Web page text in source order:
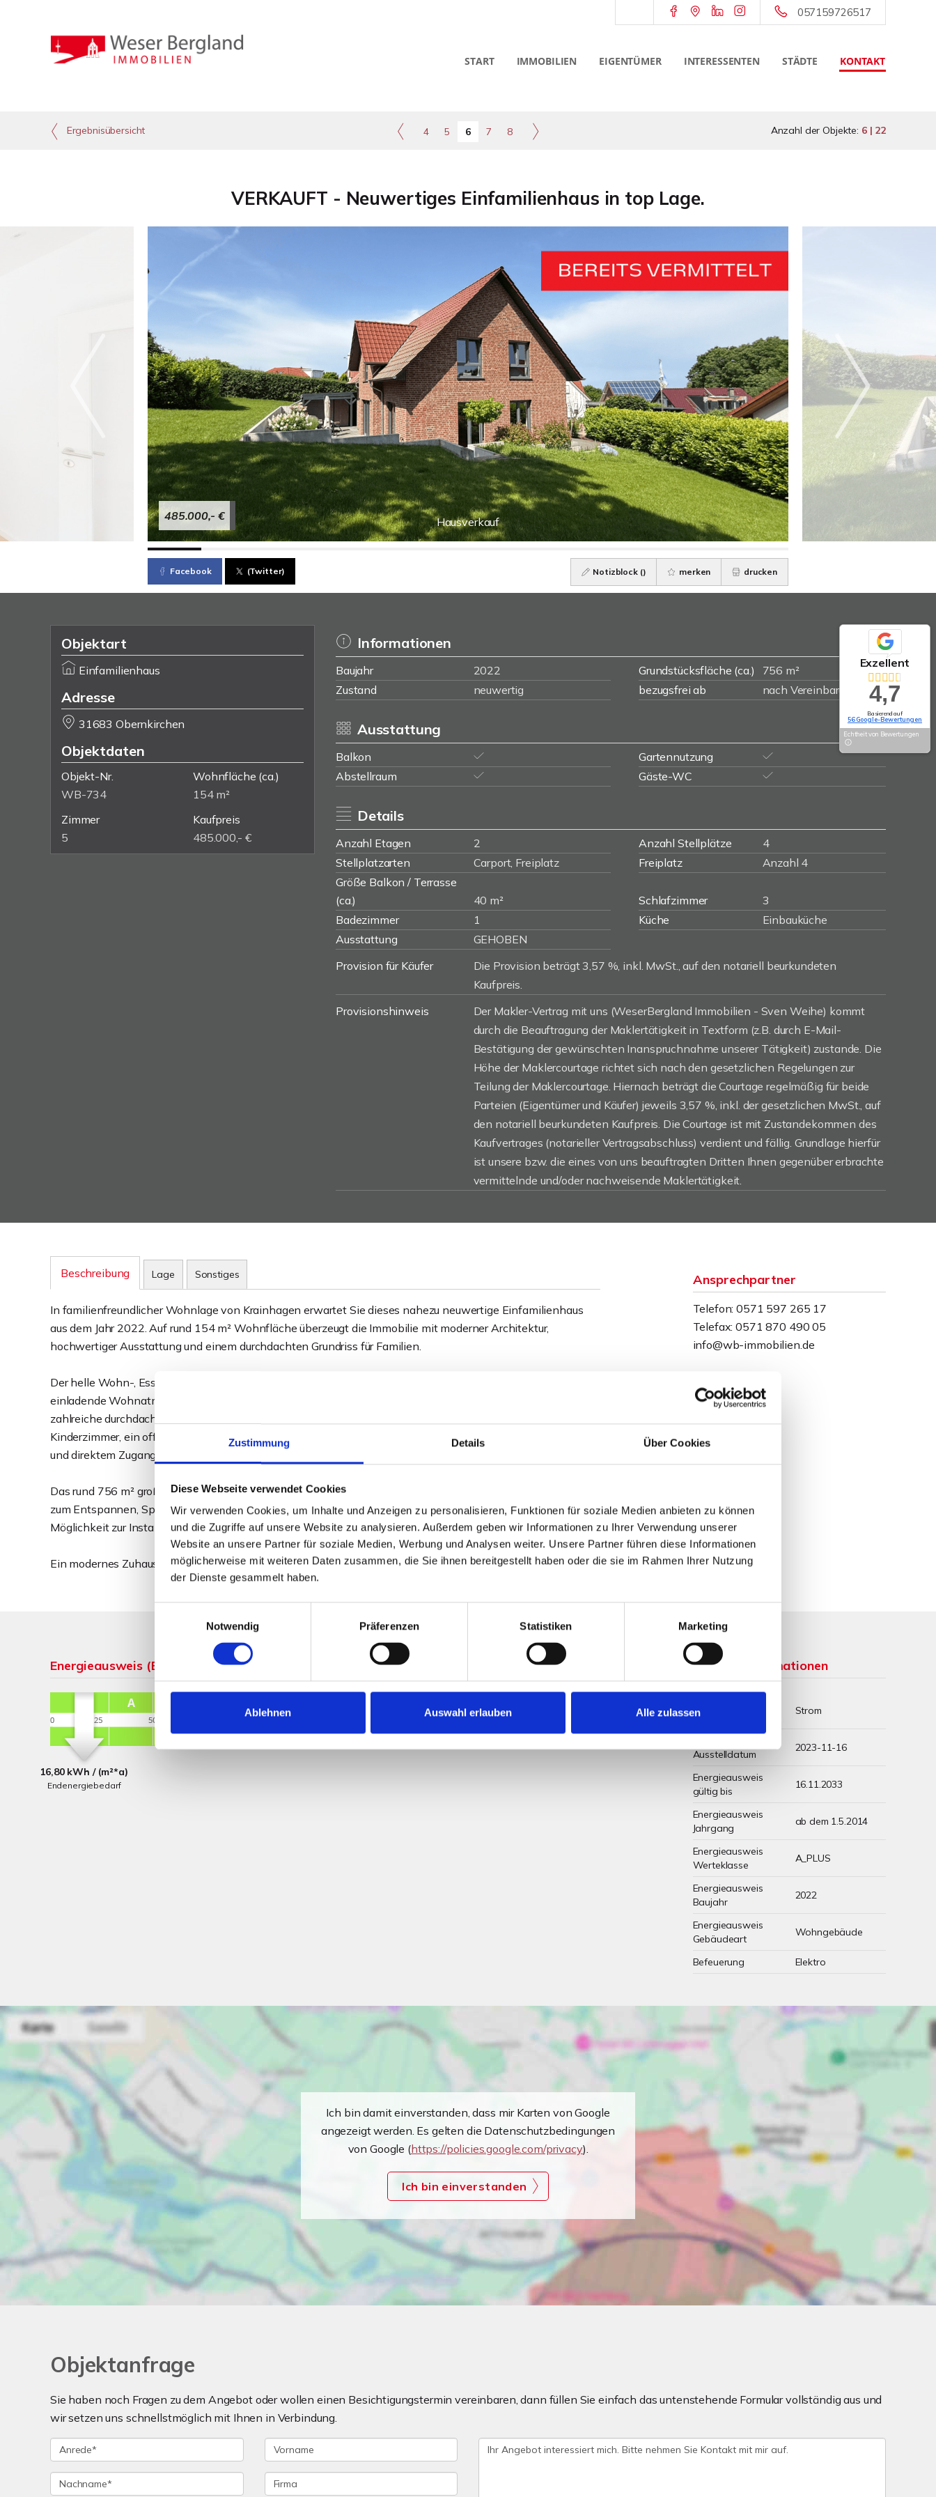
Zustimmung Details Über Cookies
Diese Webseite verwendet Cookies
Wir verwenden Cookies, um Inhalte und Anzeigen zu personalisieren, Funktionen für soziale Medien anbieten zu können
und die Zugriffe auf unsere Website zu analysieren. Außerdem geben wir Informationen zu Ihrer Verwendung unserer
Website an unsere Partner für soziale Medien, Werbung und Analysen weiter. Unsere Partner führen diese Informationen
möglicherweise mit weiteren Daten zusammen, die Sie ihnen bereitgestellt haben oder die sie im Rahmen Ihrer Nutzung
der Dienste gesammelt haben.
Notwendig
Präferenzen Statistiken Marketing
Ablehnen Auswahl erlauben Alle zulassen
057159726517
START IMMOBILIEN EIGENTÜMER INTERESSENTEN STÄDTE KONTAKT
Ergebnisübersicht 4 5 6 7 8 Anzahl der Objekte: 6 | 22
VERKAUFT - Neuwertiges Einfamilienhaus in top Lage.
Hausverkauf
485.000,- €
Facebook (Twitter) Notizblock () merken drucken
Objektart
Einfamilienhaus
Adresse
31683 Obernkirchen
Objektdaten
Objekt-Nr.
WB-734
Wohnfläche (ca.)
154 m²
Zimmer
5
Kaufpreis
485.000,- €
Informationen
Baujahr 2022 Grundstücksfläche (ca.)
756 m²
Zustand
neuwertig bezugsfrei ab nach Vereinbarung
Ausstattung
Balkon
Gartennutzung
Abstellraum
Gäste-WC
Details
Anzahl Etagen 2 Anzahl Stellplätze
4
Stellplatzarten
Carport, Freiplatz Freiplatz
Anzahl 4
Größe Balkon / Terrasse
(ca.)
40 m² Schlafzimmer
3
Badezimmer
1 Küche
Einbauküche
Ausstattung
GEHOBEN
Provision für Käufer
Die Provision beträgt 3,57 %, inkl. MwSt., auf den notariell beurkundeten
Kaufpreis.
Provisionshinweis
Der Makler-Vertrag mit uns (WeserBergland Immobilien - Sven Weihe) kommt
durch die Beauftragung der Maklertätigkeit in Textform (z.B. durch E-Mail-
Bestätigung der gewünschten Inanspruchnahme unserer Tätigkeit) zustande. Die
Höhe der Maklercourtage richtet sich nach den gesetzlichen Regelungen zur
Teilung der Maklercourtage. Hiernach beträgt die Courtage regelmäßig für beide
Parteien (Eigentümer und Käufer) jeweils 3,57 %, inkl. der gesetzlichen MwSt., auf
den notariell beurkundeten Kaufpreis. Die Courtage ist mit Zustandekommen des
Kaufvertrages (notarieller Vertragsabschluss) verdient und fällig. Grundlage hierfür
ist unsere bzw. die eines von uns beauftragten Dritten Ihnen gegenüber erbrachte
vermittelnde und/oder nachweisende Maklertätigkeit.
Beschreibung Lage Sonstiges
In familienfreundlicher Wohnlage von Krainhagen erwartet Sie dieses nahezu neuwertige Einfamilienhaus
aus dem Jahr 2022. Auf rund 154 m² Wohnfläche überzeugt die Immobilie mit moderner Architektur,
hochwertiger Ausstattung und einem durchdachten Grundriss für Familien.
Der helle Wohn-, Ess- und Küchenbereich bildet das Herzstück des Hauses und schafft eine offene,
einladende Wohnatmosphäre. Hochwertige Materialien, ein stimmiger Mix aus Parkett und Fliesen sowie
zahlreiche durchdachte Details sorgen für ein modernes Wohngefühl. Im Obergeschoss erwarten Sie zwei
Kinderzimmer, ein offener Homeoffice-Bereich mit Glasfaseranschluss sowie ein Elternbereich mit Ankleide
und direktem Zugang zum Familienbad.
Das rund 756 m² große, sonnig ausgerichtete Grundstück wurde fachmännisch angelegt und bietet viel Platz
zum Entspannen, Spielen und Genießen. Doppelcarport, E-Ladestation, zusätzlicher Stauraum sowie die
Möglichkeit zur Installation einer PV-Anlage runden dieses attraktive Angebot ab.
Ein modernes Zuhause für Familien, die Wert auf Qualität, Komfort und eine ruhige Wohnlage legen.
Ansprechpartner
Telefon: 0571 597 265 17
Telefax: 0571 870 490 05
info@wb-immobilien.de
Energieausweis (Bedarfsausweis)
16,80 kWh / (m²*a)
Endenergiebedarf
Weitere Informationen
Energieträger
Strom
Ausstelldatum
2023-11-16
Energieausweis
gültig bis
16.11.2033
Energieausweis
Jahrgang
ab dem 1.5.2014
Energieausweis
Werteklasse
A_PLUS
Energieausweis
Baujahr
2022
Energieausweis
Gebäudeart
Wohngebäude
Befeuerung Elektro
Ich bin damit einverstanden, dass mir Karten von Google
angezeigt werden. Es gelten die Datenschutzbedingungen
von Google (https://policies.google.com/privacy).
Ich bin einverstanden
Objektanfrage
Sie haben noch Fragen zu dem Angebot oder wollen einen Besichtigungstermin vereinbaren, dann füllen Sie einfach das untenstehende Formular vollständig aus und
wir setzen uns schnellstmöglich mit Ihnen in Verbindung.
Exzellent
4,7
Basierend auf
56 Google-Bewertungen
Echtheit von Bewertungen